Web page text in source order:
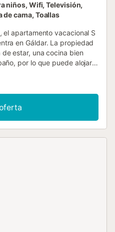
niños, Wifi, Televisión,
de cama, Toallas
el apartamento vacacional S
en Gáldar. La propiedad
estar, una cocina bien
por lo que puede alojar a
con un espacio de
casa, un ventilador y una
ofrece: aire acondicionado.
exterior compartida con
exterior. La propiedad está